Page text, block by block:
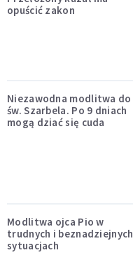
opuścić zakon
Niezawodna modlitwa do
św. Szarbela. Po 9 dniach
mogą dziać się cuda
Modlitwa ojca Pio w
trudnych i beznadziejnych
sytuacjach